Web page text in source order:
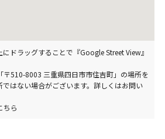
にドラッグすることで『Google Street View』
510-8003 三重県四日市市住吉町」の場所を
はない場合がございます。詳しくはお問い
ちら